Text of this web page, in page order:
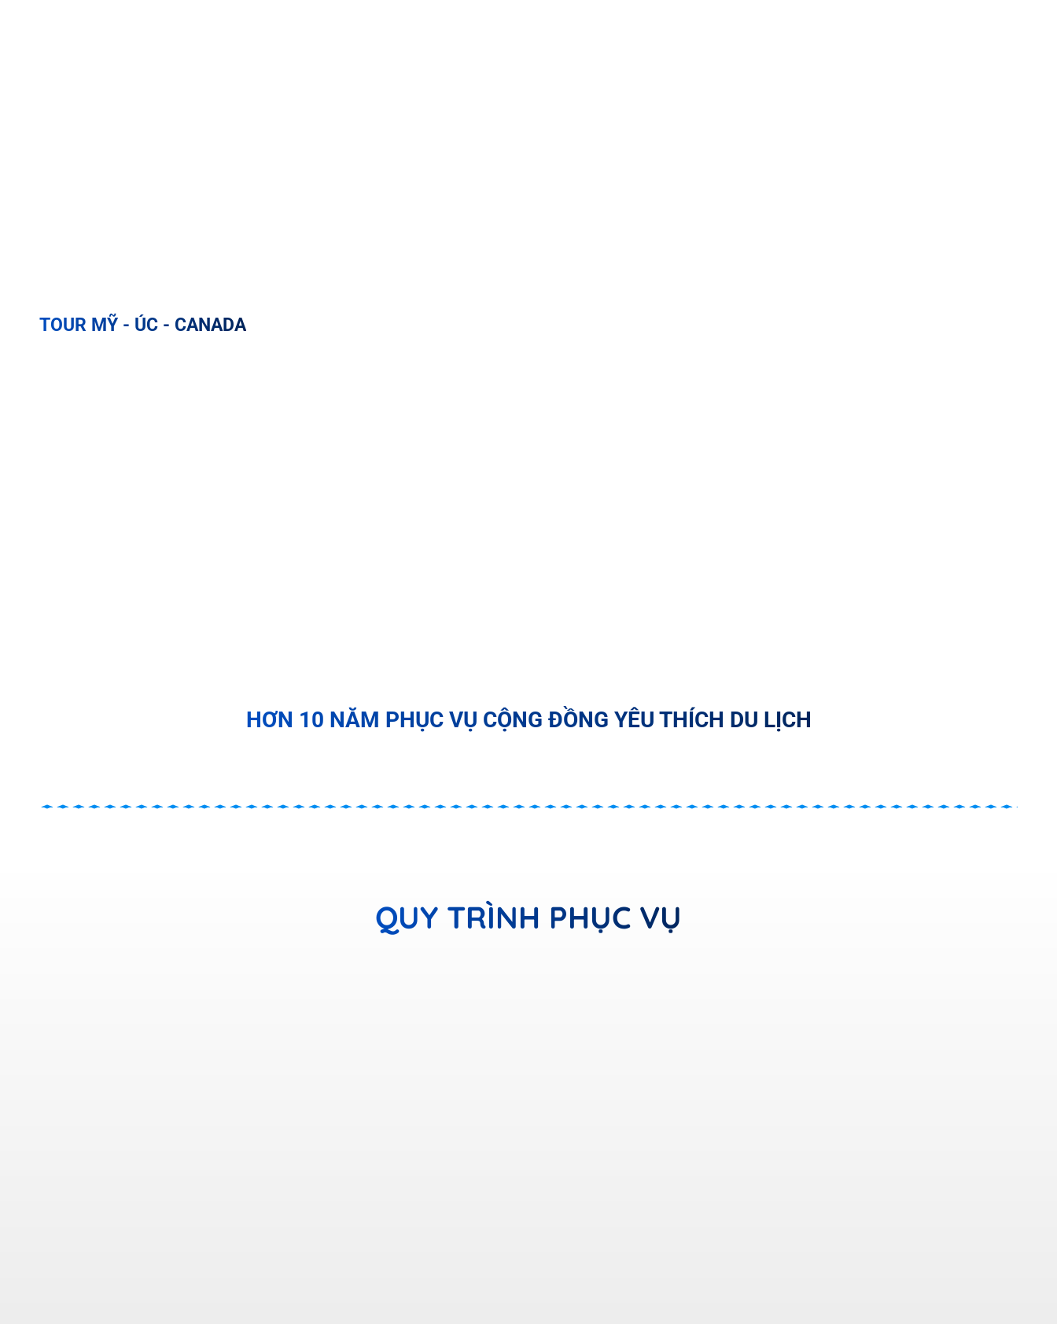
TOUR MỸ - ÚC - CANADA
HƠN 10 NĂM PHỤC VỤ CỘNG ĐỒNG YÊU THÍCH DU LỊCH
QUY TRÌNH PHỤC VỤ